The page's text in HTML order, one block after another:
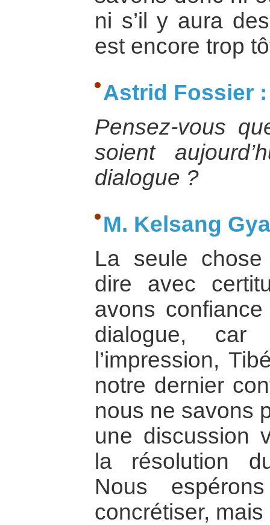
ni s’il y aura
est encore trop
Astrid Fossier :
Pensez-vous
soient
dialogue ?
M. Kelsang
La seule
dire avec
avons
dialogue,
l’impression,
notre dernier
nous ne savons
une discussion
la résolution
Nous
concrétiser, mais